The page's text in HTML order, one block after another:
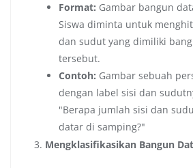
Format: Gambar bangun
Siswa diminta untuk
dan sudut yang dimiliki
tersebut.
Contoh: Gambar sebuah
dengan label sisi dan
"Berapa jumlah sisi dan
datar di samping?"
Mengklasifikasikan Bangun